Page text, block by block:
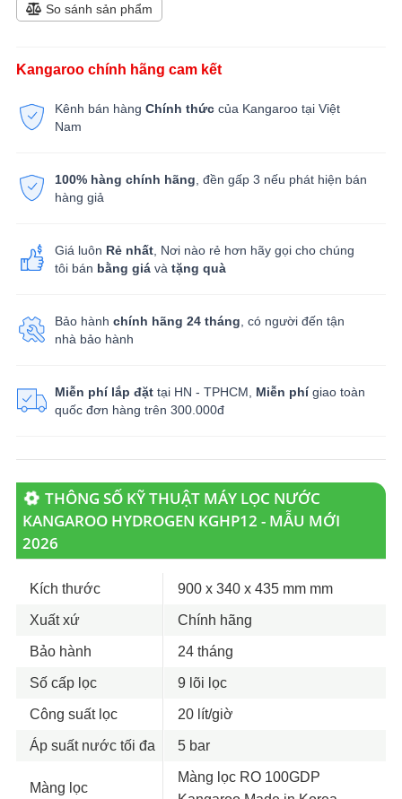
So sánh sản phẩm
Kangaroo chính hãng cam kết
Kênh bán hàng Chính thức của Kangaroo tại Việt
Nam
100% hàng chính hãng , đền gấp 3 nếu phát hiện bán
hàng giả
Giá luôn Rẻ nhất , Nơi nào rẻ hơn hãy gọi cho chúng
tôi bán bằng giá và tặng quà
Bảo hành chính hãng 24 tháng , có người đến tận
nhà bảo hành
Miễn phí lắp đặt tại HN - TPHCM, Miễn phígiao toàn
quốc đơn hàng trên 300.000đ
THÔNG SỐ KỸ THUẬT MÁY LỌC NƯỚC
KANGAROO HYDROGEN KGHP12 - MẪU MỚI
2026
Kích thước 900 x 340 x 435 mm mm
Xuất xứ Chính hãng
Bảo hành 24 tháng
Số cấp lọc 9 lõi lọc
Công suất lọc 20 lít/giờ
Áp suất nước tối đa 5 bar
Màng lọc
Màng lọc RO 100GDP